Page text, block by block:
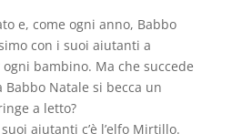
e, come ogni anno, Babbo
con i suoi aiutanti a
bambino. Ma che succede
Natale si becca un
a letto?
aiutanti c’è l’elfo Mirtillo.